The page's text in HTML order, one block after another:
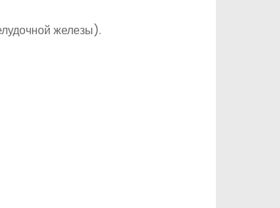
железы).